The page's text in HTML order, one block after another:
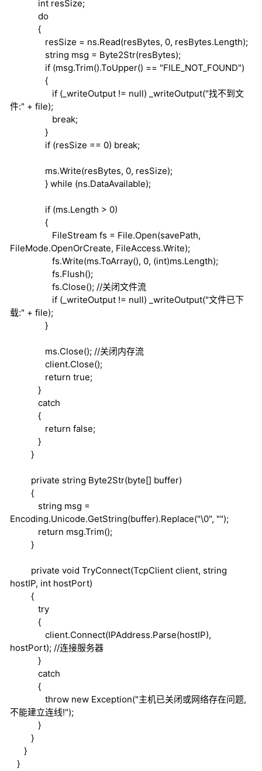
int resSize;
do
{
resSize = ns.Read(resBytes, 0, resBytes.Length);
string msg = Byte2Str(resBytes);
if (msg.Trim().ToUpper() == "FILE_NOT_FOUND")
{
if (_writeOutput != null) _writeOutput("找不到文
件:" + file);
break;
}
if (resSize == 0) break;
ms.Write(resBytes, 0, resSize);
} while (ns.DataAvailable);
if (ms.Length > 0)
{
FileStream fs = File.Open(savePath,
FileMode.OpenOrCreate, FileAccess.Write);
fs.Write(ms.ToArray(), 0, (int)ms.Length);
fs.Flush();
fs.Close(); //关闭文件流
if (_writeOutput != null) _writeOutput("文件已下
载:" + file);
}
ms.Close(); //关闭内存流
client.Close();
return true;
}
catch
{
return false;
}
}
private string Byte2Str(byte[] buffer)
{
string msg =
Encoding.Unicode.GetString(buffer).Replace("\0", "");
return msg.Trim();
}
private void TryConnect(TcpClient client, string
hostIP, int hostPort)
{
try
{
client.Connect(IPAddress.Parse(hostIP),
hostPort); //连接服务器
}
catch
{
throw new Exception("主机已关闭或网络存在问题,
不能建立连线!");
}
}
}
}